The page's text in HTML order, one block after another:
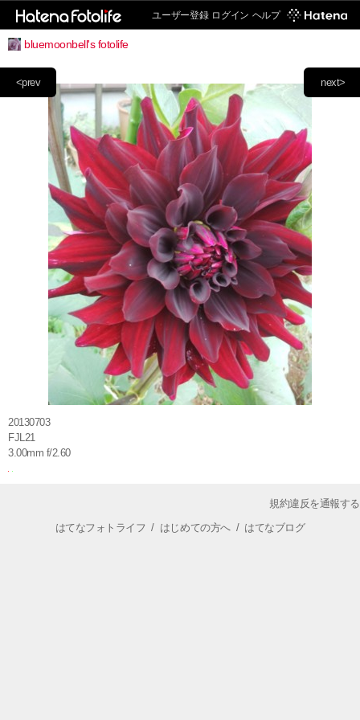
ユーザー登録 ログイン ヘルプ
bluemoonbell's fotolife
next>
<prev
20130703
FJL21
3.00mm f/2.60
規約違反を通報する
はてなフォトライフ / はじめての方へ/ はてなブログ